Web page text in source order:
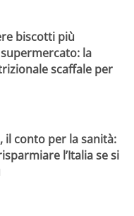
biscotti più
la
scaffale per
il conto per la sanità:
l’Italia se si